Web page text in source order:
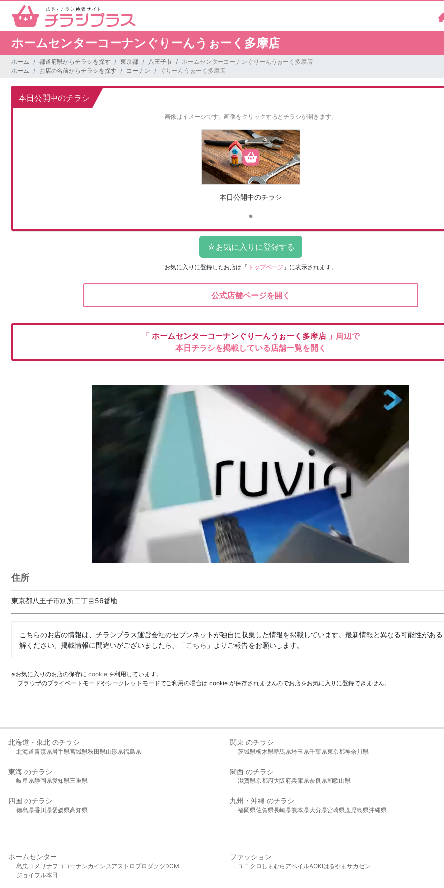
ホームセンターコーナンぐりーんうぉーく多摩店
ホーム 都道府県からチラシを探す 東京都 八王子市
ホームセンターコーナンぐりーんうぉーく多摩店
ホーム
お店の名前からチラシを探す コーナン ぐりーんうぉーく多摩店
本日公開中のチラシ
画像はイメージです。 画像をクリックするとチラシが開きます。
本日公開中のチラシ
お気に入りに登録したお店は 「 トップページ 」に表示されます。
公式店舗ページを開く
「 ホームセンターコーナンぐりーんうぉーく多摩店 」周辺で
本日チラシを掲載している店舗一覧を開く
住所
東京都八王子市別所二丁目56番地
こちらのお店の情報は、チラシプラス運営会社のセブンネットが独自に収集した情報を掲載しています。最新情報と異なる可能性があ
解ください。掲載情報に間違いがございましたら、「こちら 」よりご報告をお願いします。
※お気に入りのお店の保存に cookie を利用しています。
ブラウザのプライベートモードやシークレットモードでご利用の場合は cookie が保存されませんのでお店をお気に入りに登録できません。
北海道・東北 のチラシ
北海道青森県岩手県宮城県秋田県山形県福島県
関東 のチラシ
茨城県栃木県群馬県埼玉県千葉県東京都神奈川県
東海 のチラシ
岐阜県静岡県愛知県三重県
関西 のチラシ
滋賀県京都府大阪府兵庫県奈良県和歌山県
四国 のチラシ
徳島県香川県愛媛県高知県
九州・沖縄 のチラシ
福岡県佐賀県長崎県熊本県大分県宮崎県鹿児島県沖縄県
ホームセンター
島忠 コメリ ナフコ コーナンカインズアストロプロダクツDCM
ジョイフル本田
ファッション
ユニクロ しまむら アベイルAOKIはるやま サカゼン